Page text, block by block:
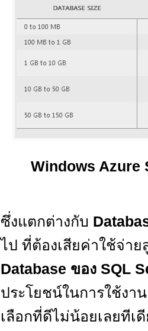
Windows Azure
ซึ่งแตกต่างกับ
ไป ที่ต้องเสียค่าใช้จ่า
Database ของ SQL
ประโยชน์ในการใช้งา
เลือกที่ดีไม่น้อยเลยทีเ